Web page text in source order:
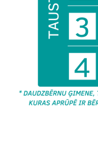
Elektroenerģijas
Saistošie normatīvie akti